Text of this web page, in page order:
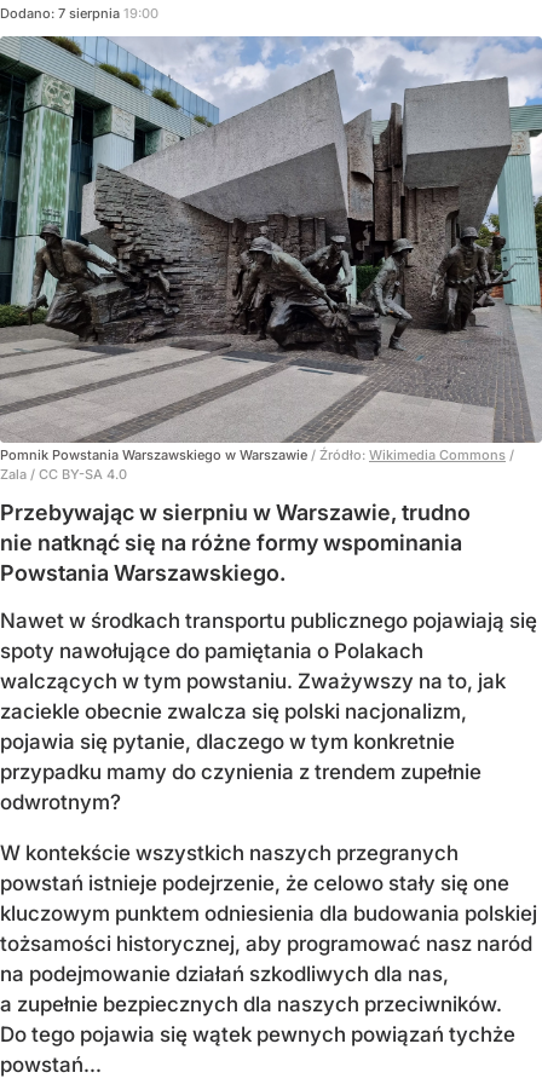
Dodano: 7 sierpnia 19:00
Pomnik Powstania Warszawskiego w Warszawie / Źródło: Wikimedia Commons /
Zala / CC BY-SA 4.0
Przebywając w sierpniu w Warszawie, trudno
nie natknąć się na różne formy wspominania
Powstania Warszawskiego.
Nawet w środkach transportu publicznego pojawiają się
spoty nawołujące do pamiętania o Polakach
walczących w tym powstaniu. Zważywszy na to, jak
zaciekle obecnie zwalcza się polski nacjonalizm,
pojawia się pytanie, dlaczego w tym konkretnie
przypadku mamy do czynienia z trendem zupełnie
odwrotnym?
W kontekście wszystkich naszych przegranych
powstań istnieje podejrzenie, że celowo stały się one
kluczowym punktem odniesienia dla budowania polskiej
tożsamości historycznej, aby programować nasz naród
na podejmowanie działań szkodliwych dla nas,
a zupełnie bezpiecznych dla naszych przeciwników.
Do tego pojawia się wątek pewnych powiązań tychże
powstań...